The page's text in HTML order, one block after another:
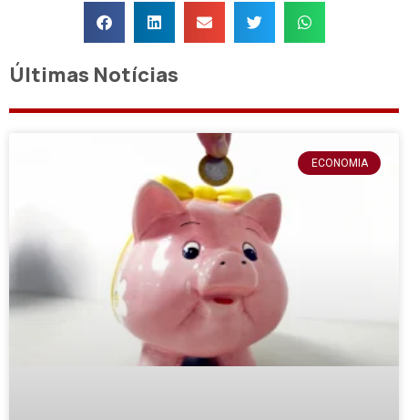
Últimas Notícias
ECONOMIA